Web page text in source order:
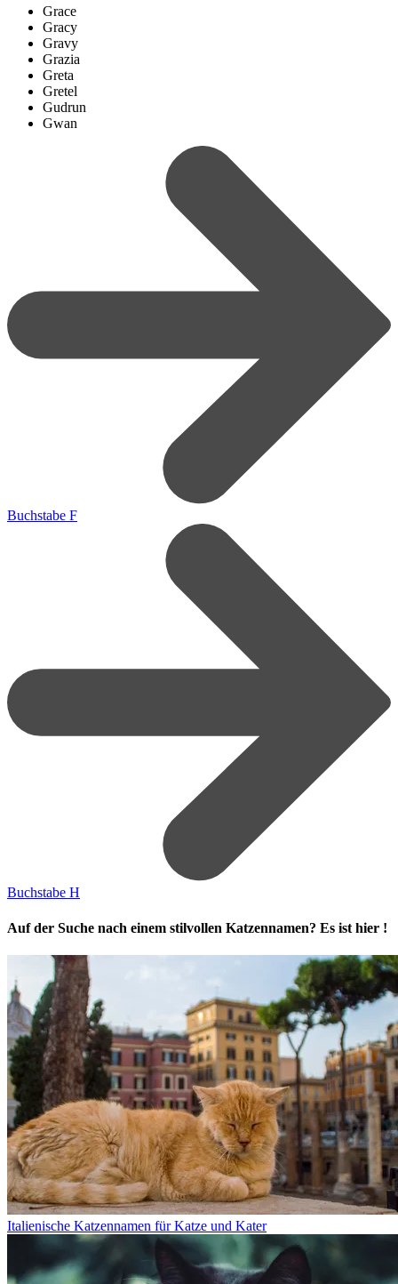
Grace
Gracy
Gravy
Grazia
Greta
Gretel
Gudrun
Gwan
Buchstabe F
Buchstabe H
Auf der Suche nach einem stilvollen Katzennamen? Es ist hier !
Italienische Katzennamen für Katze und Kater